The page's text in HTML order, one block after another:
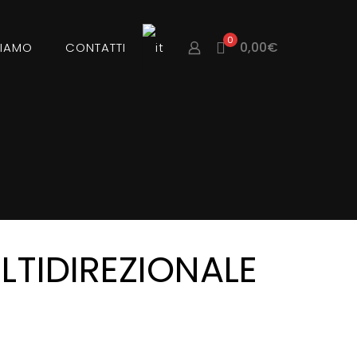
CONTATTI 0 0,00€